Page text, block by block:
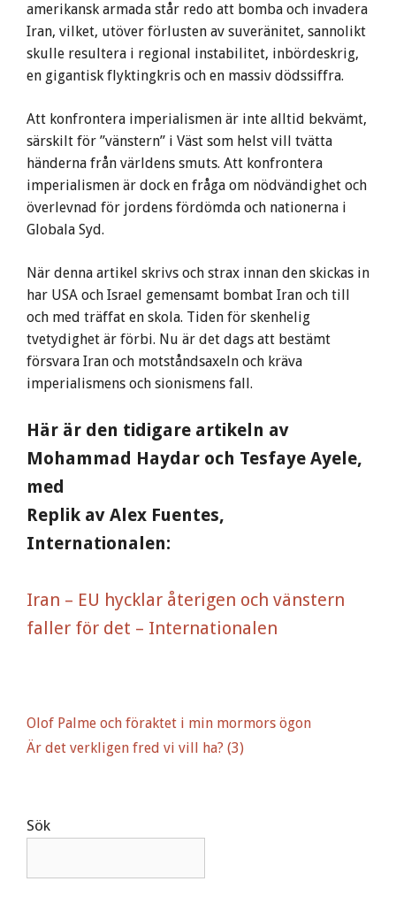
amerikansk armada står redo att bomba och invadera
Iran, vilket, utöver förlusten av suveränitet, sannolikt
skulle resultera i regional instabilitet, inbördeskrig,
en gigantisk flyktingkris och en massiv dödssiffra.
Att konfrontera imperialismen är inte alltid bekvämt,
särskilt för ”vänstern” i Väst som helst vill tvätta
händerna från världens smuts. Att konfrontera
imperialismen är dock en fråga om nödvändighet och
överlevnad för jordens fördömda och nationerna i
Globala Syd.
När denna artikel skrivs och strax innan den skickas in
har USA och Israel gemensamt bombat Iran och till
och med träffat en skola. Tiden för skenhelig
tvetydighet är förbi. Nu är det dags att bestämt
försvara Iran och motståndsaxeln och kräva
imperialismens och sionismens fall.
Här är den tidigare artikeln av
Mohammad Haydar och Tesfaye Ayele,
med
Replik av Alex Fuentes,
Internationalen:
Iran – EU hycklar återigen och vänstern
faller för det – Internationalen
Olof Palme och föraktet i min mormors ögon
Är det verkligen fred vi vill ha? (3)
Sök